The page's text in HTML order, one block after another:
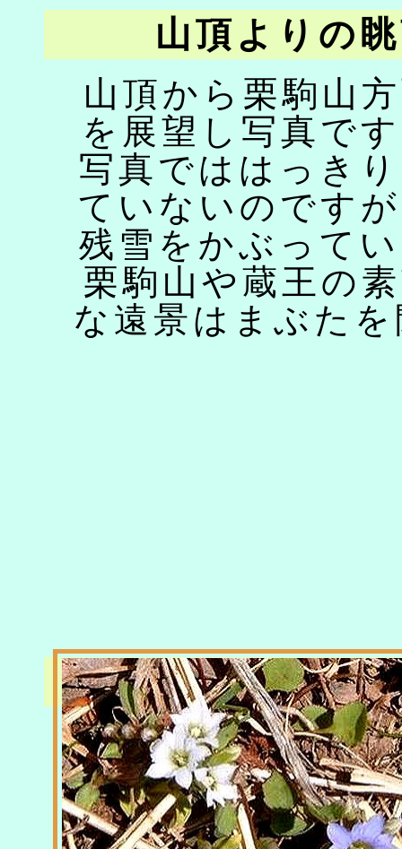
山頂よりの
山頂から栗駒山
を展望し写真で
写真でははっき
ていないのです
残雪をかぶって
栗駒山や蔵王の
な遠景はまぶた